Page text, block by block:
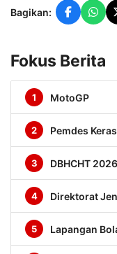
Bagikan:
Fokus Berita
1 MotoGP
2 Pemdes
3 DBHCHT 2026
4 Direktorat
5 Lapangan